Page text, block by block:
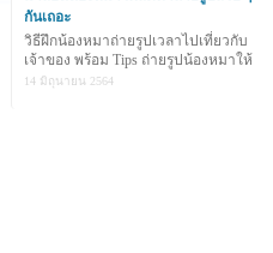
กันเถอะ
วิธีฝึกน้องหมาถ่ายรูปเวลาไปเที่ยวกับ
เจ้าของ พร้อม Tips ถ่ายรูปน้องหมาให้
ออกมาน่ารัก
14 มิถุนายน 2564